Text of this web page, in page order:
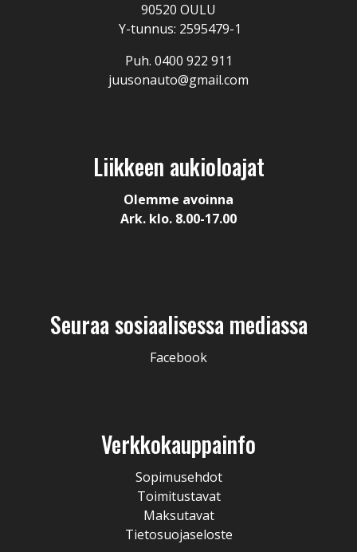
90520 OULU
Y-tunnus: 2595479-1
Puh. 0400 922 911
juusonauto@gmail.com
Liikkeen aukioloajat
Olemme avoinna
Ark. klo. 8.00-17.00
Seuraa sosiaalisessa mediassa
Facebook
Verkkokauppainfo
Sopimusehdot
Toimitustavat
Maksutavat
Tietosuojaseloste